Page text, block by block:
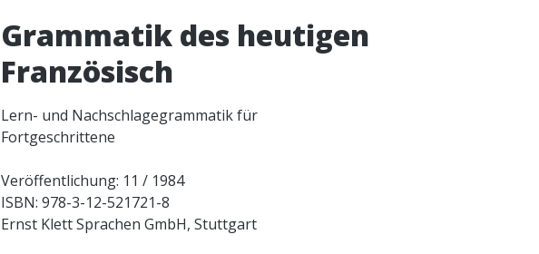
Grammatik des heutigen
Französisch
Lern- und Nachschlagegrammatik für
Fortgeschrittene
Veröffentlichung: 11 / 1984
ISBN: 978-3-12-521721-8
Ernst Klett Sprachen GmbH, Stuttgart